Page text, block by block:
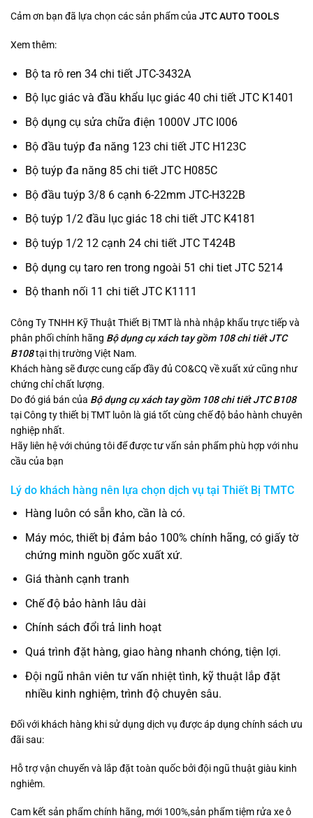
Cảm ơn bạn đã lựa chọn các sản phẩm của JTC AUTO TOOLS
Xem thêm:
Bộ ta rô ren 34 chi tiết JTC-3432A
Bộ lục giác và đầu khẩu lục giác 40 chi tiết JTC K1401
Bộ dụng cụ sửa chữa điện 1000V JTC I006
Bộ đầu tuýp đa năng 123 chi tiết JTC H123C
Bộ tuýp đa năng 85 chi tiết JTC H085C
Bộ đầu tuýp 3/8 6 cạnh 6-22mm JTC-H322B
Bộ tuýp 1/2 đầu lục giác 18 chi tiết JTC K4181
Bộ tuýp 1/2 12 cạnh 24 chi tiết JTC T424B
Bộ dụng cụ taro ren trong ngoài 51 chi tiet JTC 5214
Bộ thanh nối 11 chi tiết JTC K1111
Công Ty TNHH Kỹ Thuật Thiết Bị TMT là nhà nhập khẩu trực tiếp và
phân phối chính hãng Bộ dụng cụ xách tay gồm 108 chi tiết JTC
B108tại thị trường Việt Nam.
Khách hàng sẽ được cung cấp đầy đủ CO&CQ về xuất xứ cũng như
chứng chỉ chất lượng.
Do đó giá bán của Bộ dụng cụ xách tay gồm 108 chi tiết JTC B108
tại Công ty thiết bị TMT luôn là giá tốt cùng chế độ bảo hành chuyên
nghiệp nhất.
Hãy liên hệ với chúng tôi để được tư vấn sản phẩm phù hợp với nhu
cầu của bạn
Lý do khách hàng nên lựa chọn dịch vụ tại Thiết Bị TMTC
Hàng luôn có sẵn kho, cần là có.
Máy móc, thiết bị đảm bảo 100% chính hãng, có giấy tờ
chứng minh nguồn gốc xuất xứ.
Giá thành cạnh tranh
Chế độ bảo hành lâu dài
Chính sách đổi trả linh hoạt
Quá trình đặt hàng, giao hàng nhanh chóng, tiện lợi.
Đội ngũ nhân viên tư vấn nhiệt tình, kỹ thuật lắp đặt
nhiều kinh nghiệm, trình độ chuyên sâu.
Đối với khách hàng khi sử dụng dịch vụ được áp dụng chính sách ưu
đãi sau:
Hỗ trợ vận chuyển và lắp đặt toàn quốc bởi đội ngũ thuật giàu kinh
nghiêm.
Cam kết sản phẩm chính hãng, mới 100%,sản phẩm tiệm rửa xe ô